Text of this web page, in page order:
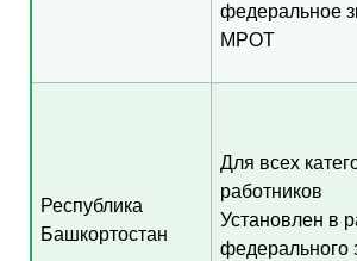
федеральное
МРОТ
Республика
Башкортостан
Для всех
работников
Установлен в
федерального